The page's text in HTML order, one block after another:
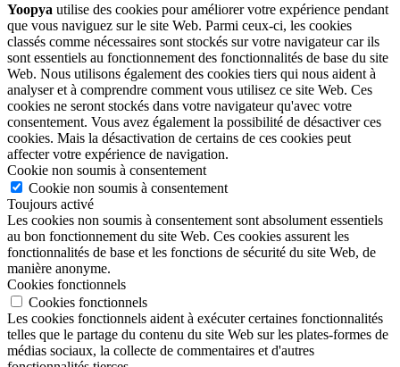
Yoopya utilise des cookies pour améliorer votre expérience pendant
que vous naviguez sur le site Web. Parmi ceux-ci, les cookies
classés comme nécessaires sont stockés sur votre navigateur car ils
sont essentiels au fonctionnement des fonctionnalités de base du site
Web. Nous utilisons également des cookies tiers qui nous aident à
analyser et à comprendre comment vous utilisez ce site Web. Ces
cookies ne seront stockés dans votre navigateur qu'avec votre
consentement. Vous avez également la possibilité de désactiver ces
cookies. Mais la désactivation de certains de ces cookies peut
affecter votre expérience de navigation.
Cookie non soumis à consentement
Cookie non soumis à consentement
Toujours activé
Les cookies non soumis à consentement sont absolument essentiels
au bon fonctionnement du site Web. Ces cookies assurent les
fonctionnalités de base et les fonctions de sécurité du site Web, de
manière anonyme.
Cookies fonctionnels
Cookies fonctionnels
Les cookies fonctionnels aident à exécuter certaines fonctionnalités
telles que le partage du contenu du site Web sur les plates-formes de
médias sociaux, la collecte de commentaires et d'autres